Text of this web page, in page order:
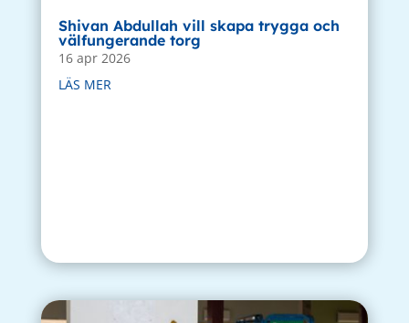
Shivan Abdullah vill skapa trygga och
välfungerande torg
16 apr 2026
LÄS MER